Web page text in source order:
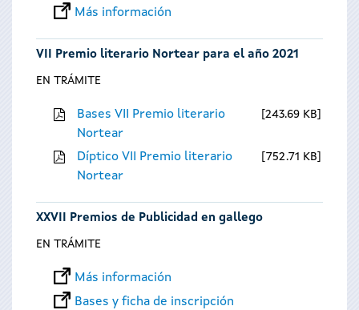
Más información
VII Premio literario Nortear para el año 2021
EN TRÁMITE
Bases VII Premio literario
Nortear
243.69 KB
Díptico VII Premio literario
Nortear
752.71 KB
XXVII Premios de Publicidad en gallego
EN TRÁMITE
Más información
Bases y ficha de inscripción